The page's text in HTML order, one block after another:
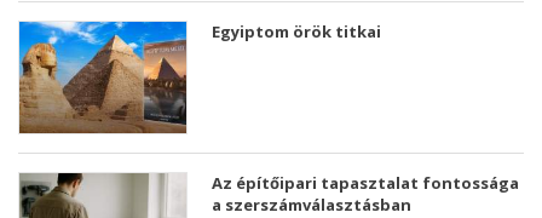
Egyiptom örök titkai
Az építőipari tapasztalat fontossága
a szerszámválasztásban